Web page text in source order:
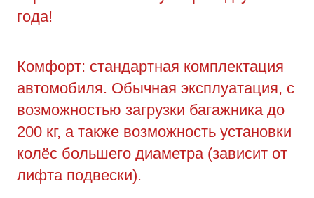
года!
Комфорт: стандартная комплектация
автомобиля. Обычная эксплуатация, с
возможностью загрузки багажника до
200 кг, а также возможность установки
колёс большего диаметра (зависит от
лифта подвески).